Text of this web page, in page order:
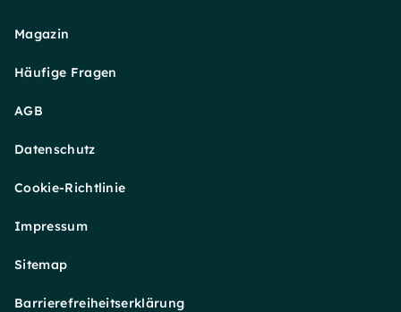
Magazin
Häufige Fragen
AGB
Datenschutz
Cookie-Richtlinie
Impressum
Sitemap
Barrierefreiheitserklärung